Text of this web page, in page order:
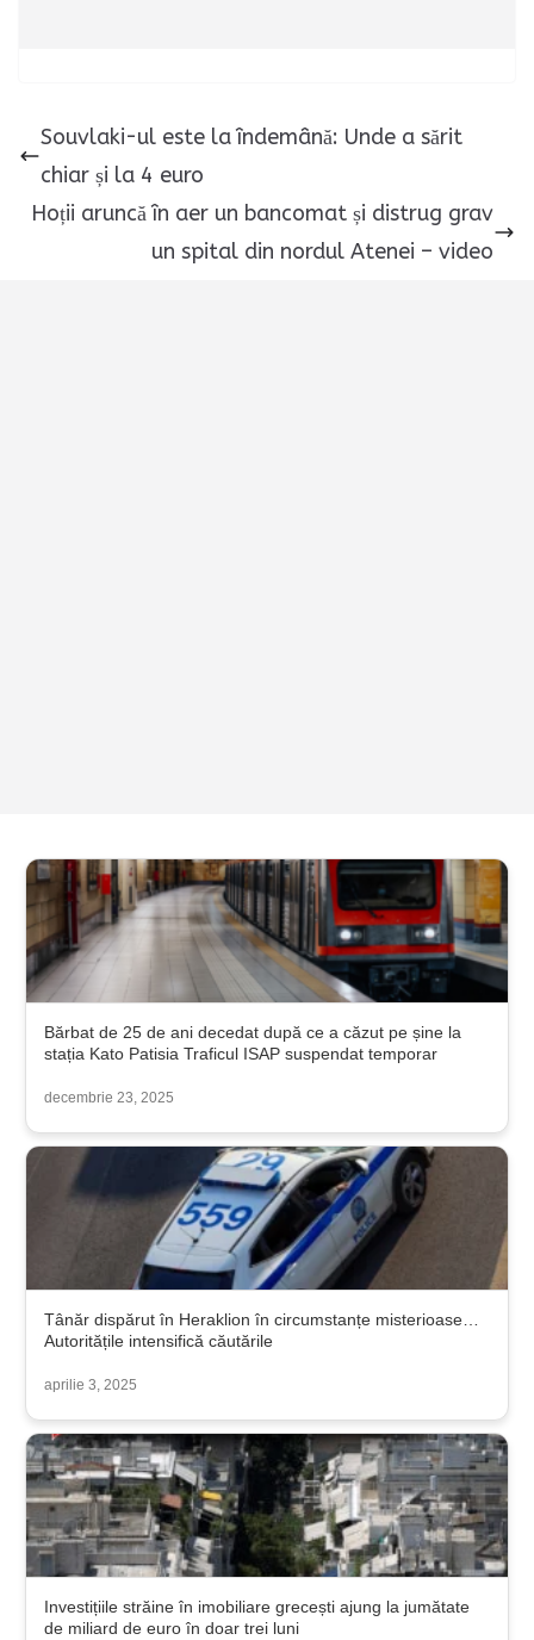
Souvlaki-ul este la îndemână: Unde a sărit
chiar și la 4 euro
Hoții aruncă în aer un bancomat și distrug grav
un spital din nordul Atenei – video
Bărbat de 25 de ani decedat după ce a căzut pe șine la
stația Kato Patisia Traficul ISAP suspendat temporar
decembrie 23, 2025
Tânăr dispărut în Heraklion în circumstanțe misterioase…
Autoritățile intensifică căutările
aprilie 3, 2025
Investițiile străine în imobiliare grecești ajung la jumătate
de miliard de euro în doar trei luni